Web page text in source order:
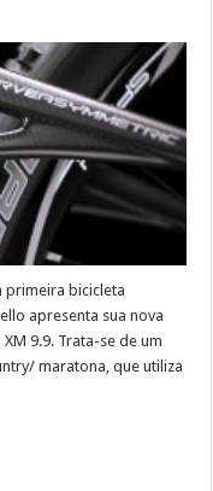
primeira bicicleta
apresenta sua nova
9.9. Trata-se de um
maratona, que utiliza